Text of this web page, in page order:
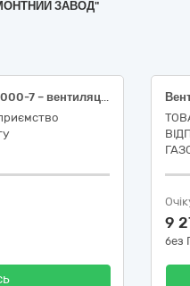
ЗАВОД"
Код за ДК 021:2015 – 42520000-7 – вентиляційне обладнання (вентилятори та електродвигуни для тролейбусів)
9
без